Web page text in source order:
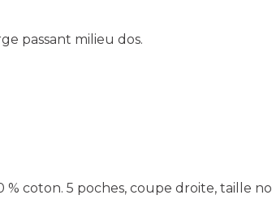
passant milieu dos.
coton. 5 poches, coupe droite, taille